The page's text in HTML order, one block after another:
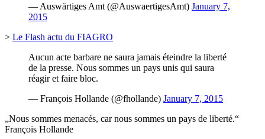
— Auswärtiges Amt (@AuswaertigesAmt) January 7,
2015
> Le Flash actu du FIAGRO
Aucun acte barbare ne saura jamais éteindre la liberté
de la presse. Nous sommes un pays unis qui saura
réagir et faire bloc.
— François Hollande (@fhollande) January 7, 2015
„Nous sommes menacés, car nous sommes un pays de liberté.“
François Hollande